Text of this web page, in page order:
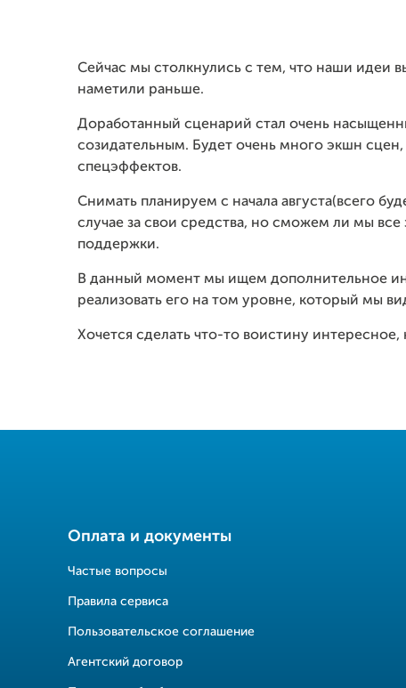
Сейчас мы столкнулись с тем, что наши идеи
наметили раньше.
Доработанный сценарий стал очень
созидательным. Будет очень много экшн
спецэффектов.
Снимать планируем с начала августа(всего
случае за свои средства, но сможем ли мы все
поддержки.
В данный момент мы ищем дополнительное
реализовать его на том уровне, который мы
Хочется сделать что-то воистину
Оплата и документы
Частые вопросы
Правила сервиса
Пользовательское соглашение
Агентский договор